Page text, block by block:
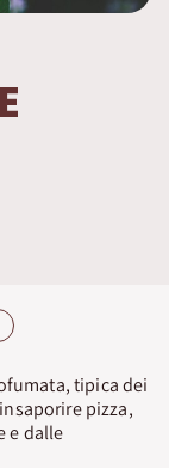
tipica dei
pizza,
e dalle